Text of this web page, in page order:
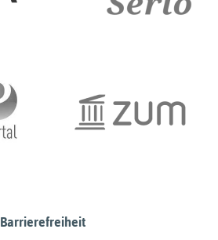
Barrierefreiheit